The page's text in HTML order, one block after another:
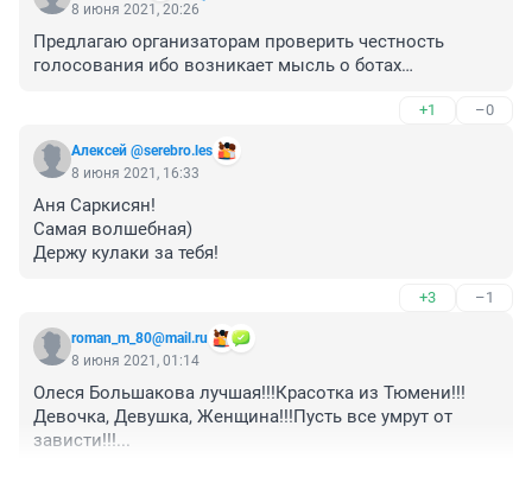
8 июня 2021, 20:26
Предлагаю организаторам проверить честность
голосования ибо возникает мысль о ботах…
+1 –0
Алексей @serebro.les
8 июня 2021, 16:33
Аня Саркисян!
Самая волшебная)
Держу кулаки за тебя!
+3 –1
roman_m_80@mail.ru
8 июня 2021, 01:14
Олеся Большакова лучшая!!!Красотка из Тюмени!!!
Девочка, Девушка, Женщина!!!Пусть все умрут от
зависти!!!...